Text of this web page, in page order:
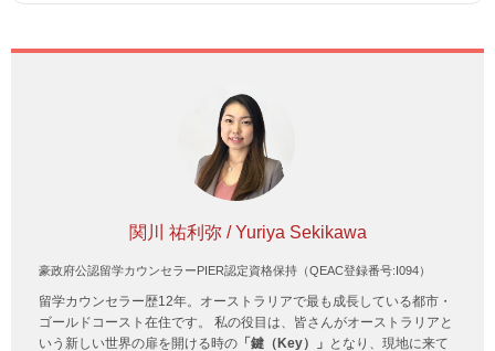
関川 祐利弥 / Yuriya Sekikawa
豪政府公認留学カウンセラーPIER認定資格保持（QEAC登録番号:I094）
留学カウンセラー歴12年。オーストラリアで最も成長している都市・
ゴールドコースト在住です。 私の役目は、皆さんがオーストラリアと
いう新しい世界の扉を開ける時の 「鍵（Key）」 となり、現地に来て